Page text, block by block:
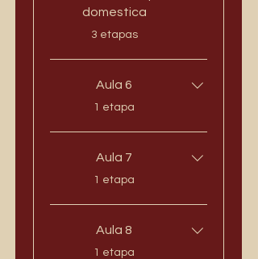
domestica
.
3 etapas
Aula 6
.
1 etapa
Aula 7
.
1 etapa
Aula 8
.
1 etapa